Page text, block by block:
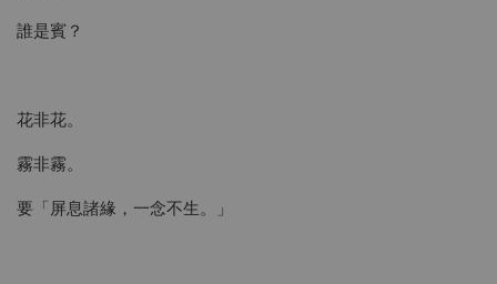
誰是賓？
花非花。
霧非霧。
要「屏息諸緣，一念不生。」